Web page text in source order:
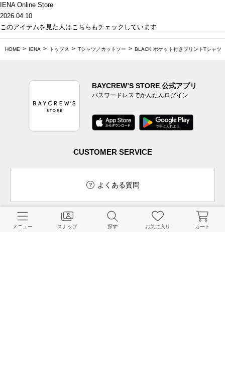
IENA Online Store
2026.04.10
このアイテムを見た人はこちらもチェックしています
HOME IENA トップス Tシャツ／カットソー BLACK ポケット付きプリントTシャツ
BAYCREW’S STORE 公式アプリ
パスワードレスでかんたんログイン
CUSTOMER SERVICE
よくある質問
メニュー スナップ 探す お気に入り カート